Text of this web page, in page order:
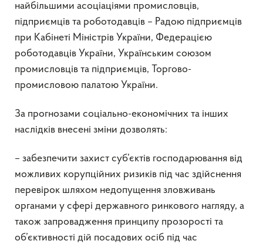
найбільшими асоціаціями промисловців,
підприємців та роботодавців – Радою підприємців
при Кабінеті Міністрів України, Федерацією
роботодавців України, Українським союзом
промисловців та підприємців, Торгово-
промисловою палатою України.
За прогнозами соціально-економічних та інших
наслідків внесені зміни дозволять:
– забезпечити захист суб’єктів господарювання від
можливих корупційних ризиків під час здійснення
перевірок шляхом недопущення зловживань
органами у сфері державного ринкового нагляду, а
також запровадження принципу прозорості та
об’єктивності дій посадових осіб під час